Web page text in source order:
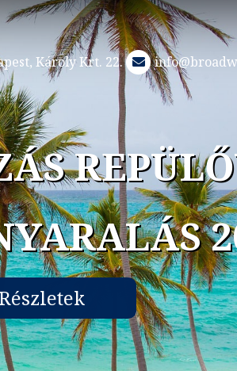
Károly Krt. 22.
Részletek